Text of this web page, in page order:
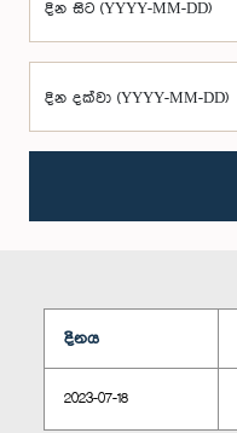
දින සිට (YYYY-MM-DD)
දින දක්වා (YYYY-MM-DD)
දිනය
2023-07-18